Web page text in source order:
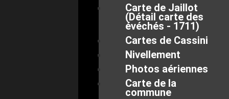
Carte de Jaillot
(Détail carte des
évéchés - 1711)
Cartes de Cassini
Nivellement
Photos aériennes
Carte de la
commune